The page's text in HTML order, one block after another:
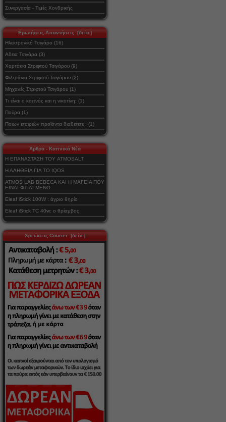
Συνεργασία - Τιμές Χονδρικής
Ερωτήσεις-Απαντήσεις [δείτε]
Ηλεκτρονικό Τσιγάρο (16)
Αδεια Τσιγάρα (3)
Χαρτάκια Στριφτού Τσιγάρου (9)
Φιλτράκια Στριφτού Τσιγάρου (2)
Μηχανές Στριφτού Τσιγάρου (1)
Τι είναι ο καπνός και η νικοτίνη; (1)
Πούρα (1)
Ποιων εταιριών προϊόντα διαθέτετε ; (1)
Αρθρα - Καπνικά Νέα
Η ΕΠΑΝΑΣΤΑΣΗ ΤΟΥ ATMOSALT
Η ΑΛΗΘΕΙΑ ΓΙΑ ΤΟ IQOS
ATMOS LAB BEBECA ΚΑΙ Η ΜΑΓΕΙΑ ΠΟΥ
ΕΙΝΑΙ ΦΤΙΑΓΜΕΝΟ
Eleaf iStick 100W : άγριο θηρίο
Eleaf iStick TC 40w: ο θρίαμβος
Χρεώσεις Courier [δείτε]